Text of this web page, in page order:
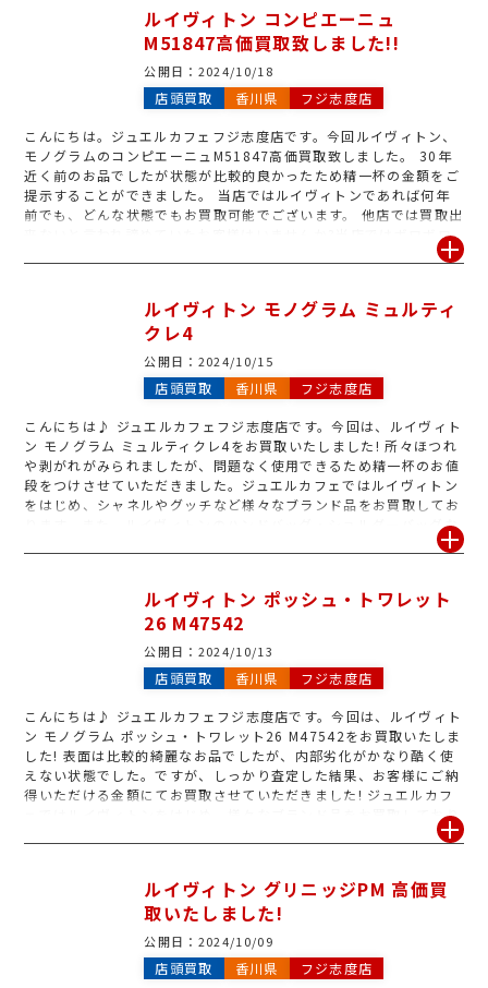
ルイヴィトン コンピエーニュ
M51847高価買取致しました!!
公開日： 2024/10/18
店頭買取 香川県 フジ志度店
こんにちは。ジュエルカフェフジ志度店です。今回ルイヴィトン、
モノグラムのコンピエーニュM51847高価買取致しました。 30年
近く前のお品でしたが状態が比較的良かったため精一杯の金額をご
提示することができました。 当店ではルイヴィトンであれば何年
前でも、どんな状態でもお買取可能でございます。 他店では買取出
来ないと言われ諦めていたお客様はいませんか?当店ではボロボロ
のお品でもお買取しています。タンスに眠っている出番のなくなっ
ルイヴィトン モノグラム ミュルティ
クレ4
公開日： 2024/10/15
店頭買取 香川県 フジ志度店
こんにちは♪ ジュエルカフェフジ志度店です。今回は、ルイヴィト
ン モノグラム ミュルティクレ4をお買取いたしました! 所々ほつれ
や剥がれがみられましたが、問題なく使用できるため精一杯のお値
段をつけさせていただきました。ジュエルカフェではルイヴィトン
をはじめ、シャネルやグッチなど様々なブランド品をお買取してお
ります。また、ルイヴィトンのハンドバッグ・ショルダーバッグな
ら、どんな状態でも5,000円以上でお買取いたします! 使わないブ
ルイヴィトン ポッシュ・トワレット
26 M47542
公開日： 2024/10/13
店頭買取 香川県 フジ志度店
こんにちは♪ ジュエルカフェフジ志度店です。今回は、ルイヴィト
ン モノグラム ポッシュ・トワレット26 M47542をお買取いたしま
した! 表面は比較的綺麗なお品でしたが、内部劣化がかなり酷く使
えない状態でした。ですが、しっかり査定した結果、お客様にご納
得いただける金額にてお買取させていただきました! ジュエルカフ
ェではルイヴィトンをはじめ、様々なブランド品をお買取しており
ます。さらに、ルイヴィトンならどんな状態でもお買取させていた
ルイヴィトン グリニッジPM 高価買
取いたしました!
公開日： 2024/10/09
店頭買取 香川県 フジ志度店